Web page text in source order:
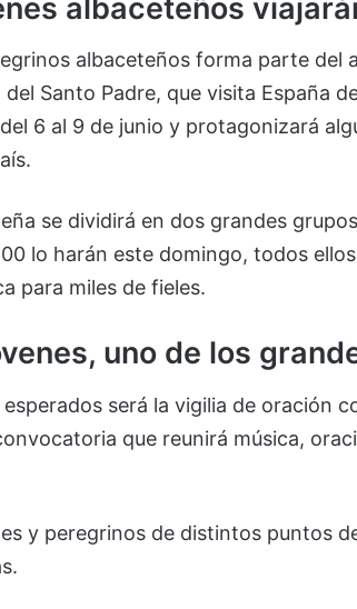
albaceteños
albaceteños forma parte del
Santo Padre, que visita España
6 al 9 de junio y protagonizará
se dividirá en dos grandes
lo harán este domingo, todos
para miles de fieles.
uno de los
será la vigilia de oración
que reunirá música,
y peregrinos de distintos puntos